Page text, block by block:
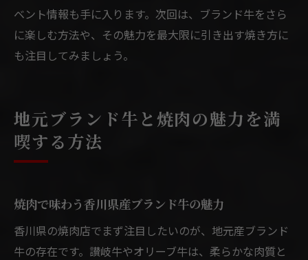
ベント情報も手に入ります。次回は、ブランド牛をさら
に楽しむ方法や、その魅力を最大限に引き出す焼き方に
も注目してみましょう。
地元ブランド牛と焼肉の魅力を満
喫する方法
焼肉で味わう香川県産ブランド牛の魅力
香川県の焼肉店でまず注目したいのが、地元産ブランド
牛の存在です。讃岐牛やオリーブ牛は、柔らかな肉質と